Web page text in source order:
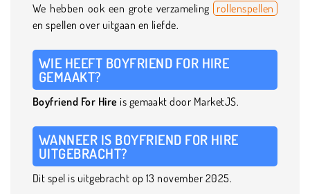
We hebben ook een grote verzameling rollenspellen
en spellen over uitgaan en liefde.
WIE HEEFT BOYFRIEND FOR HIRE
GEMAAKT?
Boyfriend For Hire is gemaakt door MarketJS.
WANNEER IS BOYFRIEND FOR HIRE
UITGEBRACHT?
Dit spel is uitgebracht op 13 november 2025.